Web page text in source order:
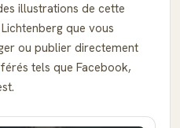
illustrations de cette
que vous
ou publier directement
tels que Facebook,